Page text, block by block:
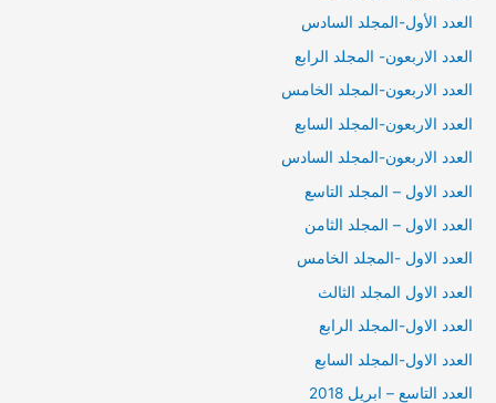
العدد الأول-المجلد السادس
العدد الاربعون- المجلد الرابع
العدد الاربعون-المجلد الخامس
العدد الاربعون-المجلد السابع
العدد الاربعون-المجلد السادس
العدد الاول – المجلد التاسع
العدد الاول – المجلد الثامن
العدد الاول -المجلد الخامس
العدد الاول المجلد الثالث
العدد الاول-المجلد الرابع
العدد الاول-المجلد السابع
العدد التاسع – ابريل 2018